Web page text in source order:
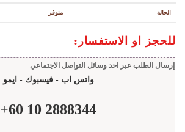
الحالة متوفر
للحجز او الاستفسار:
إرسال الطلب عبر احد وسائل التواصل الاجتماعي
واتس اب - فيسبوك - ايمو
+60 10 2888344